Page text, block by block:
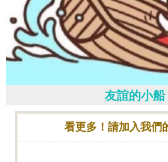
友誼的小船
看更多！請加入我們